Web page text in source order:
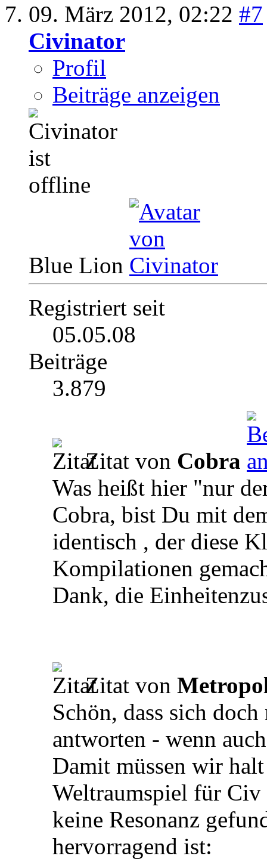
09. März 2012, 02:22 #7
Civinator
Profil
Beiträge anzeigen
Blue Lion
Registriert seit
05.05.08
Beiträge
3.879
Zitat von Cobra
Was heißt hier "nur
Cobra, bist Du mit
identisch , der diese
Kompilationen
Dank, die
Zitat von
Schön, dass sich
antworten - wenn
Damit müssen wir
Weltraumspiel für Civ
keine Resonanz
hervorragend ist: